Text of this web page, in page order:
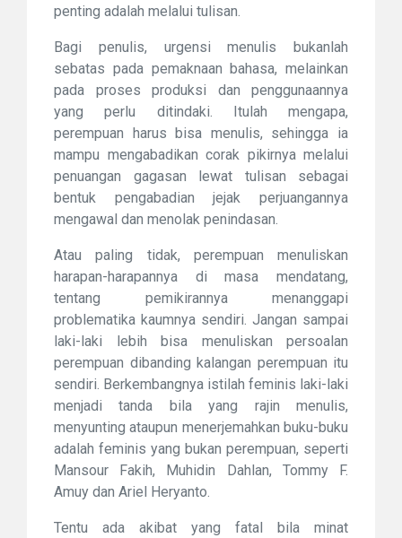
penting adalah melalui tulisan.
Bagi penulis, urgensi menulis bukanlah
sebatas pada pemaknaan bahasa, melainkan
pada proses produksi dan penggunaannya
yang perlu ditindaki. Itulah mengapa,
perempuan harus bisa menulis, sehingga ia
mampu mengabadikan corak pikirnya melalui
penuangan gagasan lewat tulisan sebagai
bentuk pengabadian jejak perjuangannya
mengawal dan menolak penindasan.
Atau paling tidak, perempuan menuliskan
harapan-harapannya di masa mendatang,
tentang pemikirannya menanggapi
problematika kaumnya sendiri. Jangan sampai
laki-laki lebih bisa menuliskan persoalan
perempuan dibanding kalangan perempuan itu
sendiri. Berkembangnya istilah feminis laki-laki
menjadi tanda bila yang rajin menulis,
menyunting ataupun menerjemahkan buku-buku
adalah feminis yang bukan perempuan, seperti
Mansour Fakih, Muhidin Dahlan, Tommy F.
Amuy dan Ariel Heryanto.
Tentu ada akibat yang fatal bila minat